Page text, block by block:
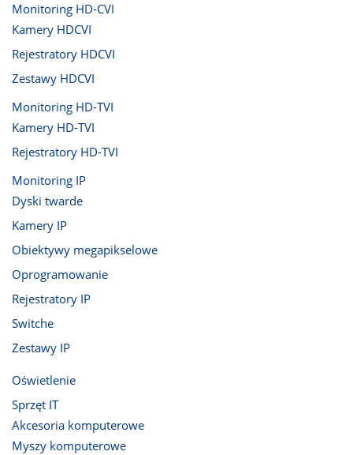
Monitoring HD-CVI
Kamery HDCVI
Rejestratory HDCVI
Zestawy HDCVI
Monitoring HD-TVI
Kamery HD-TVI
Rejestratory HD-TVI
Monitoring IP
Dyski twarde
Kamery IP
Obiektywy megapikselowe
Oprogramowanie
Rejestratory IP
Switche
Zestawy IP
Oświetlenie
Sprzęt IT
Akcesoria komputerowe
Myszy komputerowe